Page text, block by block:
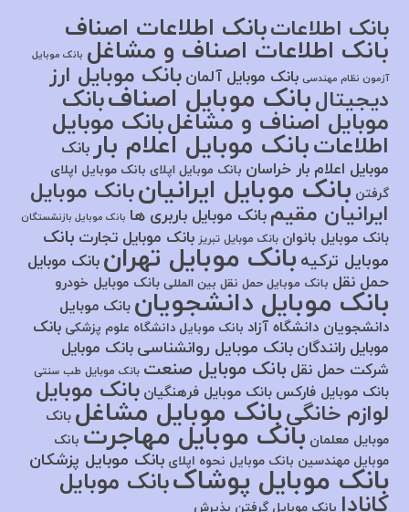
بانک اطلاعاتبانک اطلاعات اصناف
بانک اطلاعات اصناف و مشاغل بانک موبایل
آزمون نظام مهندسی بانک موبایل آلمان بانک موبایل ارز
دیجیتالبانک موبایل اصنافبانک
موبایل اصناف و مشاغلبانک موبایل
اطلاعاتبانک موبایل اعلام باربانک
موبایل اعلام بار خراسان بانک موبایل اپلای بانک موبایل اپلای
گرفتن بانک موبایل ایرانیانبانک موبایل
ایرانیان مقیم بانک موبایل باربری ها بانک موبایل بازنشستگان
بانک موبایل بانوان بانک موبایل تبریز بانک موبایل تجارت بانک
موبایل ترکیه بانک موبایل تهران بانک موبایل
حمل نقل بانک موبایل حمل نقل بین المللی بانک موبایل خودرو
بانک موبایل دانشجویان بانک موبایل
دانشجویان دانشگاه آزاد بانک موبایل دانشگاه علوم پزشکی بانک
موبایل رانندگان بانک موبایل روانشناسی بانک موبایل
شرکت حمل نقل بانک موبایل صنعت بانک موبایل طب سنتی
بانک موبایل فارکس بانک موبایل فرهنگیان بانک موبایل
لوازم خانگیبانک موبایل مشاغلبانک
موبایل معلمان بانک موبایل مهاجرت بانک
موبایل مهندسین بانک موبایل نحوه اپلای بانک موبایل پزشکان
بانک موبایل پوشاکبانک موبایل
کانادا بانک موبایل گرفتن پذیرش